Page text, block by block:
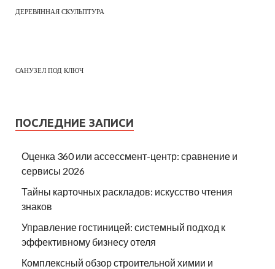
ДЕРЕВЯННАЯ СКУЛЬПТУРА
САНУЗЕЛ ПОД КЛЮЧ
ПОСЛЕДНИЕ ЗАПИСИ
Оценка 360 или ассессмент-центр: сравнение и
сервисы 2026
Тайны карточных раскладов: искусство чтения
знаков
Управление гостиницей: системный подход к
эффективному бизнесу отеля
Комплексный обзор строительной химии и